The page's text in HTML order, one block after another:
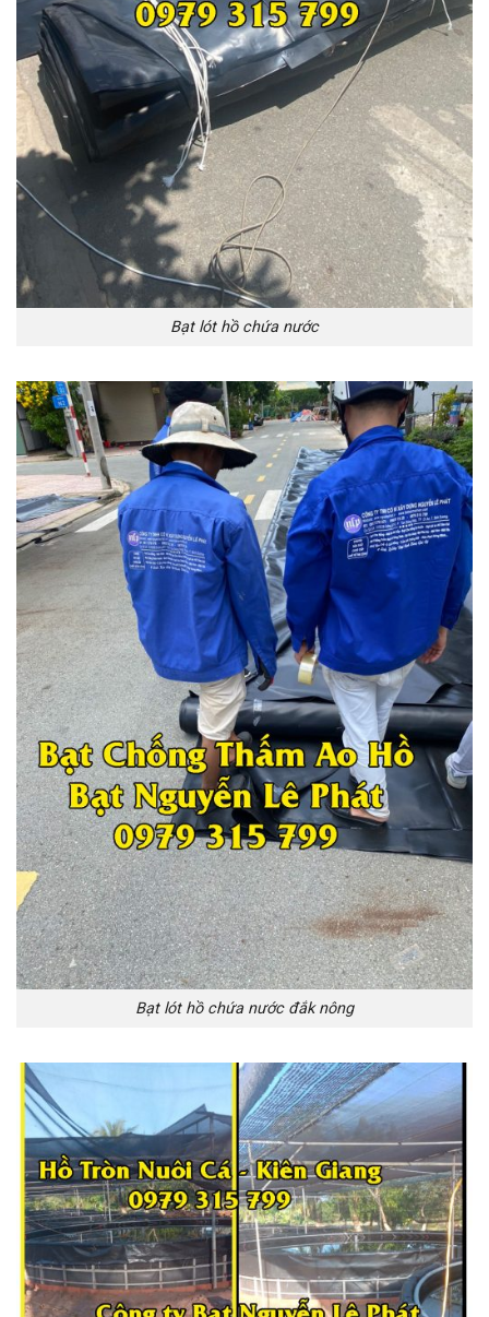
Bạt lót hồ chứa nước
Bạt lót hồ chứa nước đắk nông